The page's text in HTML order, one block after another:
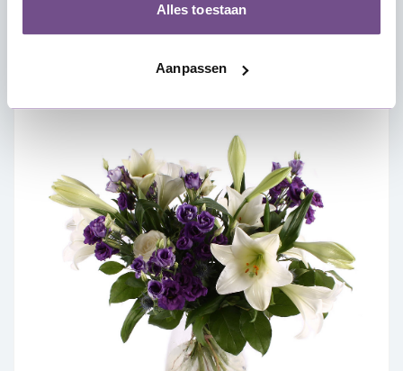
Alles toestaan
Aanpassen
Bekijk & bestel